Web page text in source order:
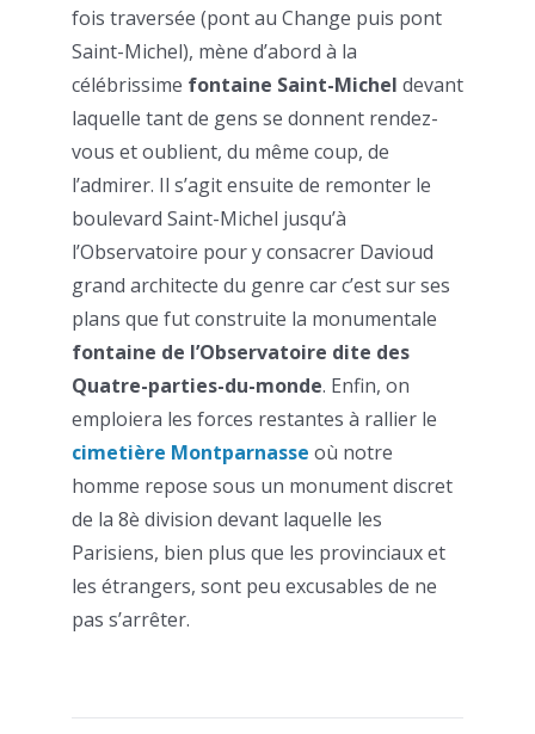
fois traversée (pont au Change puis pont
Saint-Michel), mène d’abord à la
célébrissime fontaine Saint-Michel devant
laquelle tant de gens se donnent rendez-
vous et oublient, du même coup, de
l’admirer. Il s’agit ensuite de remonter le
boulevard Saint-Michel jusqu’à
l’Observatoire pour y consacrer Davioud
grand architecte du genre car c’est sur ses
plans que fut construite la monumentale
fontaine de l’Observatoire dite des
Quatre-parties-du-monde. Enfin, on
emploiera les forces restantes à rallier le
cimetière Montparnasse où notre
homme repose sous un monument discret
de la 8è division devant laquelle les
Parisiens, bien plus que les provinciaux et
les étrangers, sont peu excusables de ne
pas s’arrêter.